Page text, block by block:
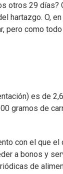
otros 29 días?
hartazgo. O,
pero como
es de
gramos de
con el que
a bonos y
de